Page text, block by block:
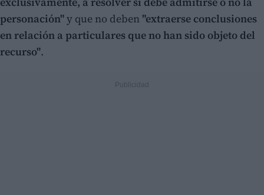
personación"y que no deben "extraerse conclusiones
en relación a particulares que no han sido objeto del
recurso".